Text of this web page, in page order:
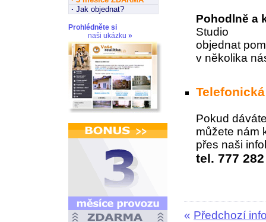
· Jak objednat?
Prohlédněte si
naši ukázku »
Pohodlně a
Studio
objednat
v několika
Pokud
můžete nám
přes naši
tel. 777
« Předchozí